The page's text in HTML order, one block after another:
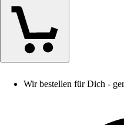
Wir bestellen für Dich -